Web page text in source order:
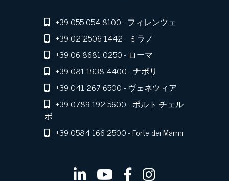
+39 055 054 8100- フィレンツェ
+39 02 2506 1442- ミラノ
+39 06 8681 0250- ローマ
+39 081 1938 4400- ナポリ
+39 041 267 6500- ヴェネツィア
+39 0789 192 5600- ポルト チェル
ボ
+39 0584 166 2500- Forte dei Marmi